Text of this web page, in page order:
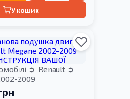
У кошик
Renault
2009